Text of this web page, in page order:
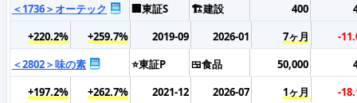
＜1736＞オーテック
🏢東証S 🏗️建設 400
+220.2%
+259.7% 2019-09 2026-01 7ヶ月
-
＜2802＞味の素
⭐東証P 🍱食品 50,000
+197.2%
+262.7% 2021-12 2026-07 1ヶ月
-